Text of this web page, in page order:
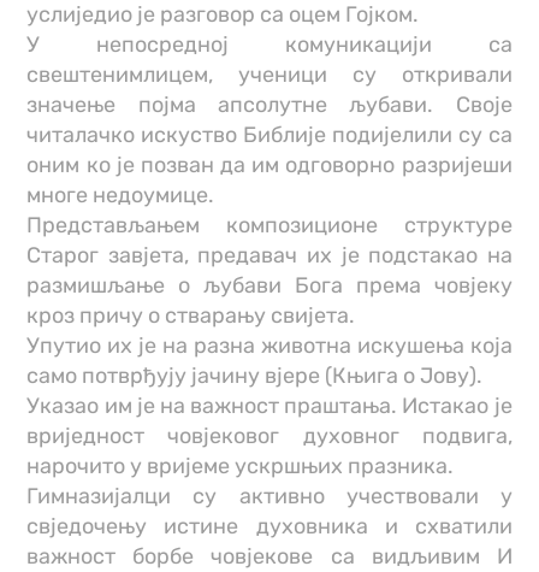
услиједио је разговор са оцем Гојком.
У непосредној комуникацији са
свештенимлицем, ученици су откривали
значење појма апсолутне љубави. Своје
читалачко искуство Библије подијелили су са
оним ко је позван да им одговорно разријеши
многе недоумице.
Представљањем композиционе структуре
Старог завјета, предавач их је подстакао на
размишљање о љубави Бога према човјеку
кроз причу о стварању свијета.
Упутио их је на разна животна искушења која
само потврђују јачину вјере (Књига о Јову).
Указао им је на важност праштања. Истакао је
вриједност човјековог духовног подвига,
нарочито у вријеме ускршњих празника.
Гимназијалци су активно учествовали у
свједочењу истине духовника и схватили
важност борбе човјекове са видљивим И